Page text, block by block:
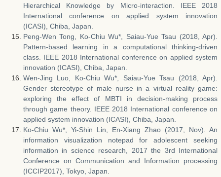
Hierarchical Knowledge by Micro-interaction. IEEE 2018
International conference on applied system innovation
(ICASI), Chiba, Japan.
Peng-Wen Tong, Ko-Chiu Wu*, Saiau-Yue Tsau (2018, Apr).
Pattern-based learning in a computational thinking-driven
class. IEEE 2018 International conference on applied system
innovation (ICASI), Chiba, Japan.
Wen-Jing Luo, Ko-Chiu Wu*, Saiau-Yue Tsau (2018, Apr).
Gender stereotype of male nurse in a virtual reality game:
exploring the effect of MBTI in decision-making process
through game theory. IEEE 2018 International conference on
applied system innovation (ICASI), Chiba, Japan.
Ko-Chiu Wu*, Yi-Shin Lin, En-Xiang Zhao (2017, Nov). An
information visualization notepad for adolescent seeking
information in science research, 2017 the 3rd International
Conference on Communication and Information processing
(ICCIP2017), Tokyo, Japan.